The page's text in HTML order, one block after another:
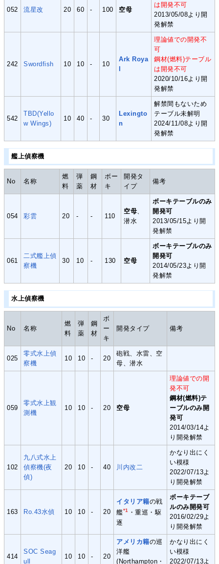
052 流星改 20 60 - 100 空母
は開発不可
2013/05/08より開
発解禁
242 Swordfish 10 10 - 10
Ark Roya
l
理論値での開発不
可
鋼材(燃料)テーブル
は開発不可
2020/10/16より開
発解禁
542
TBD(Yello
w Wings)
10 40 - 30
Lexingto
n
解禁間もないため
テーブル未解明
2024/11/08より開
発解禁
艦上偵察機
No 名称
燃
料
弾
薬
鋼
材
ボー
キ
開発タ
イプ
備考
054 彩雲 20 - - 110
空母
潜水
ボーキテーブルのみ
開発可
2013/05/15より開
発解禁
061
二式艦上偵
察機
30 10 - 130 空母
ボーキテーブルのみ
開発可
2014/05/23より開
発解禁
水上偵察機
No 名称
燃
料
弾
薬
鋼
材
ボ
ー
キ
開発タイプ 備考
025
零式水上偵
察機
10 10 - 20
砲戦、水雷、空
母、潜水
059
零式水上観
測機
10 10 - 20 空母
理論値での開
発不可
鋼材(燃料)テ
ーブルのみ開
発可
2014/03/14よ
り開発解禁
102
九八式水上
偵察機(夜
偵)
20 10 - 40 川内改二
かなり出にく
い模様
2022/07/13よ
り開発解禁
163 Ro.43水偵 10 10 - 20
イタリア籍の戦
艦*1 ・重巡・駆
逐
ボーキテーブ
ルのみ開発可
2016/02/29よ
り開発解禁
414
SOC Seag
ull
10 10 - 20
アメリカ籍の巡
洋艦
(Northampton・
かなり出にく
い模様
2022/07/13よ